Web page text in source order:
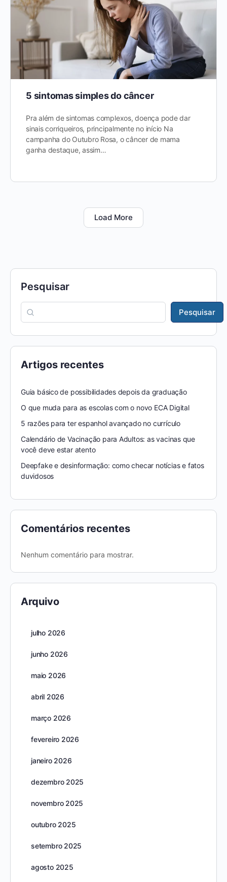
5 sintomas simples do câncer
Pra além de sintomas complexos, doença pode dar
sinais corriqueiros, principalmente no início Na
campanha do Outubro Rosa, o câncer de mama
ganha destaque, assim…
Load More
Pesquisar
Pesquisar
Artigos recentes
Guia básico de possibilidades depois da graduação
O que muda para as escolas com o novo ECA Digital
5 razões para ter espanhol avançado no currículo
Calendário de Vacinação para Adultos: as vacinas que
você deve estar atento
Deepfake e desinformação: como checar notícias e fatos
duvidosos
Comentários recentes
Nenhum comentário para mostrar.
Arquivo
julho 2026
junho 2026
maio 2026
abril 2026
março 2026
fevereiro 2026
janeiro 2026
dezembro 2025
novembro 2025
outubro 2025
setembro 2025
agosto 2025